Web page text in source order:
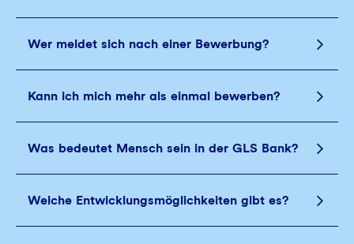
Wer meldet sich nach einer Bewerbung?
Kann ich mich mehr als einmal bewerben?
Was bedeutet Mensch sein in der GLS Bank?
Welche Entwicklungsmöglichkeiten gibt es?